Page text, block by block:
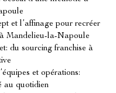
et l’affinage pour recréer
Mandelieu-la-Napoule
du sourcing franchise à
et opérations:
au quotidien